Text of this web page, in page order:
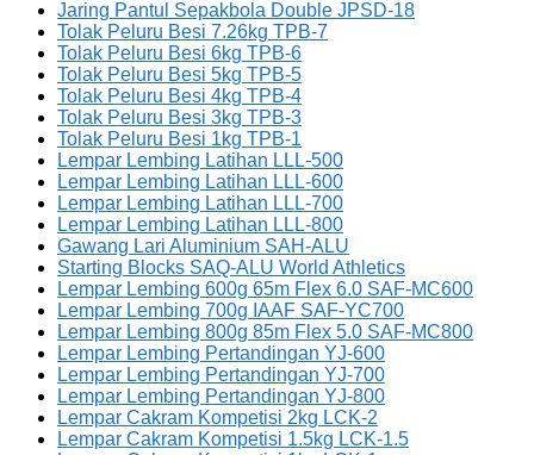
Jaring Pantul Sepakbola Double JPSD-18
Tolak Peluru Besi 7.26kg TPB-7
Tolak Peluru Besi 6kg TPB-6
Tolak Peluru Besi 5kg TPB-5
Tolak Peluru Besi 4kg TPB-4
Tolak Peluru Besi 3kg TPB-3
Tolak Peluru Besi 1kg TPB-1
Lempar Lembing Latihan LLL-500
Lempar Lembing Latihan LLL-600
Lempar Lembing Latihan LLL-700
Lempar Lembing Latihan LLL-800
Gawang Lari Aluminium SAH-ALU
Starting Blocks SAQ-ALU World Athletics
Lempar Lembing 600g 65m Flex 6.0 SAF-MC600
Lempar Lembing 700g IAAF SAF-YC700
Lempar Lembing 800g 85m Flex 5.0 SAF-MC800
Lempar Lembing Pertandingan YJ-600
Lempar Lembing Pertandingan YJ-700
Lempar Lembing Pertandingan YJ-800
Lempar Cakram Kompetisi 2kg LCK-2
Lempar Cakram Kompetisi 1.5kg LCK-1.5